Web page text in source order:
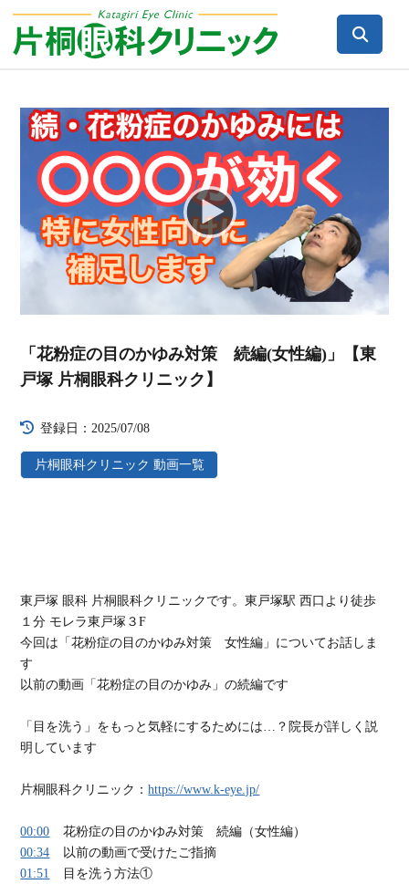
Player
「花粉症の目のかゆみ対策 続編(女性編)」【東
戸塚 片桐眼科クリニック】
登録日：2025/07/08
片桐眼科クリニック 動画一覧
東戸塚 眼科 片桐眼科クリニックです。東戸塚駅 西口より徒歩
１分 モレラ東戸塚３F
今回は「花粉症の目のかゆみ対策 女性編」についてお話しま
す
以前の動画「花粉症の目のかゆみ」の続編です
「目を洗う」をもっと気軽にするためには…？院長が詳しく説
明しています
片桐眼科クリニック：https://www.k-eye.jp/
00:00
花粉症の目のかゆみ対策 続編（女性編）
00:34
以前の動画で受けたご指摘
01:51
目を洗う方法①